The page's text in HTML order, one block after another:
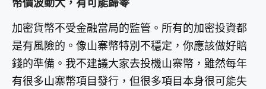
幣價波動大，有可能歸零
加密貨幣不受金融當局的監管。所有的加密投資都
是有風險的。像山寨幣特別不穩定，你應該做好賠
錢的準備。我不建議大家去投機山寨幣，雖然每年
有很多山寨幣項目發行，但很多項目本身很可能失